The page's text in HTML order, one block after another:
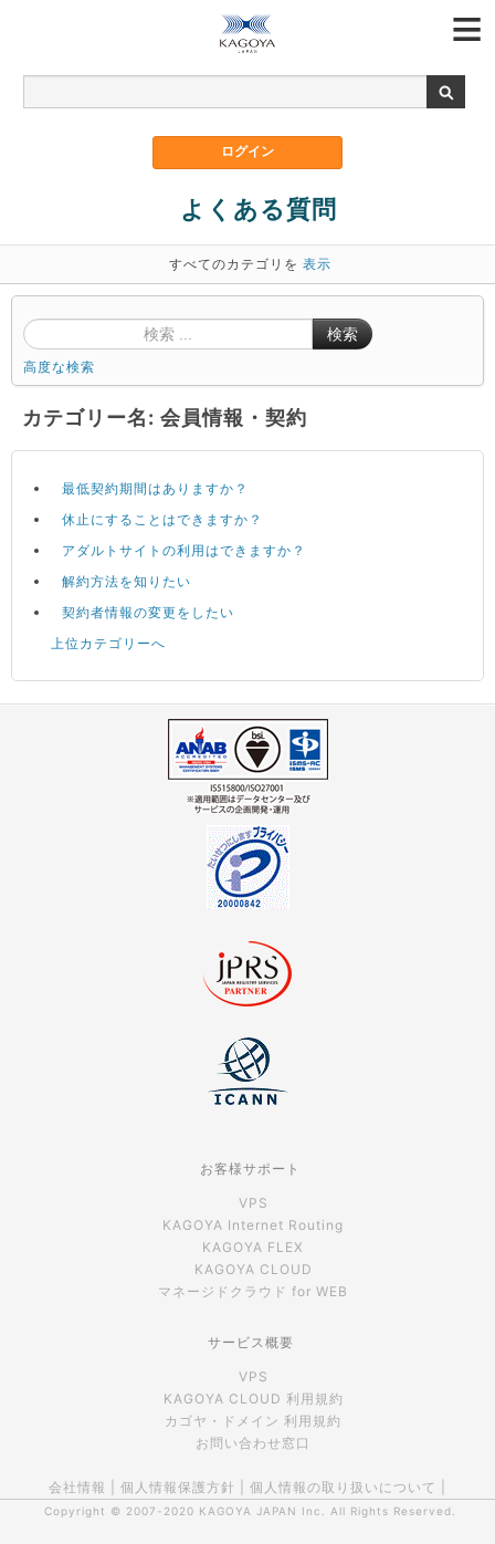
よくある質問
すべてのカテゴリを 表示
検索
高度な検索
カテゴリー名: 会員情報・契約
最低契約期間はありますか？
休止にすることはできますか？
アダルトサイトの利用はできますか？
解約方法を知りたい
契約者情報の変更をしたい
上位カテゴリーへ
お客様サポート
VPS
KAGOYA Internet Routing
KAGOYA FLEX
KAGOYA CLOUD
マネージドクラウド for WEB
サービス概要
VPS
KAGOYA CLOUD 利用規約
カゴヤ・ドメイン 利用規約
お問い合わせ窓口
会社情報 個人情報保護方針 個人情報の取り扱いについて
Copyright © 2007-2020 KAGOYA JAPAN Inc. All Rights Reserved.